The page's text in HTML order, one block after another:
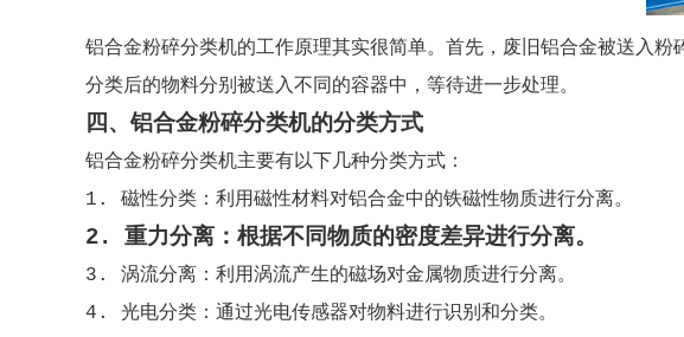
铝合金粉碎分类机的工作原理其实很简单。首先，废旧铝合金被送入
分类后的物料分别被送入不同的容器中，等待进一步处理。
四、铝合金粉碎分类机的分类方式
铝合金粉碎分类机主要有以下几种分类方式：
1. 磁性分类：利用磁性材料对铝合金中的铁磁性物质进行分离。
2. 重力分离：根据不同物质的密度差异进行分离。
3. 涡流分离：利用涡流产生的磁场对金属物质进行分离。
4. 光电分类：通过光电传感器对物料进行识别和分类。